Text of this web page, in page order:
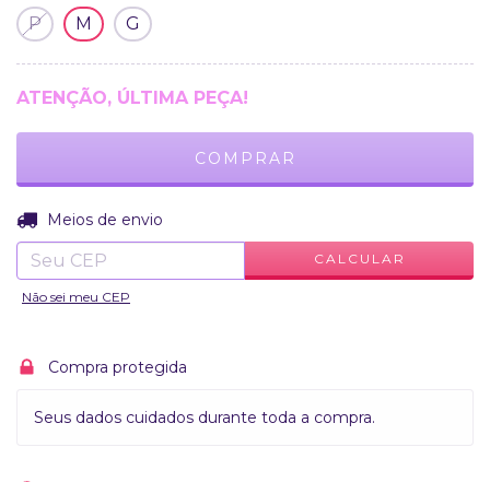
P M G
ATENÇÃO, ÚLTIMA PEÇA!
Entregas para o CEP:
Meios de envio
CALCULAR
Não sei meu CEP
Compra protegida
Seus dados cuidados durante toda a compra.